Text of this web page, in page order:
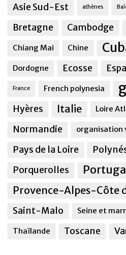
Asie Sud-Est
athènes
Bretagne Cambodge
Chiang Mai Chine
Dordogne Ecosse
France French polynesia
Hyères Italie Loire
Normandie organisation
Pays de la Loire
Porquerolles
Portugal
Provence-Alpes-Côte
Saint-Malo Seine et
Thaïlande Toscane